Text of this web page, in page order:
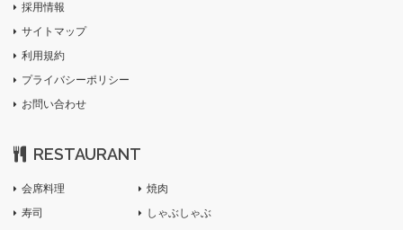
採用情報
サイトマップ
利用規約
プライバシーポリシー
お問い合わせ
RESTAURANT
会席料理
寿司
焼肉
しゃぶしゃぶ